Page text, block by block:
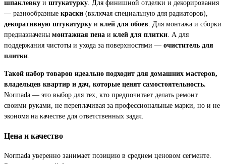
шпаклевку и штукатурку . Для финишной отделки и декорирования
— разнообразные краски (включая специальную для радиаторов),
декоративную штукатурку и клей для обоев . Для монтажа и сборки
предназначены монтажная пена и клей для плитки . А для
поддержания чистоты и ухода за поверхностями — очиститель для
плитки
Такой набор товаров идеально подходит для домашних мастеров,
владельцев квартир и дач, которые ценят самостоятельность.
Normada — это выбор для тех, кто предпочитает делать ремонт
своими руками, не переплачивая за профессиональные марки, но и не
экономя на качестве для ответственных задач.
Цена и качество
Normada уверенно занимает позицию в среднем ценовом сегменте.